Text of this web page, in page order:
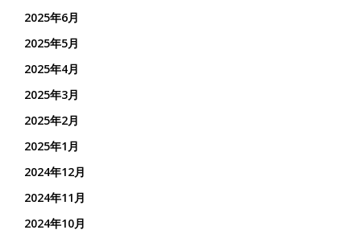
2025年6月
2025年5月
2025年4月
2025年3月
2025年2月
2025年1月
2024年12月
2024年11月
2024年10月